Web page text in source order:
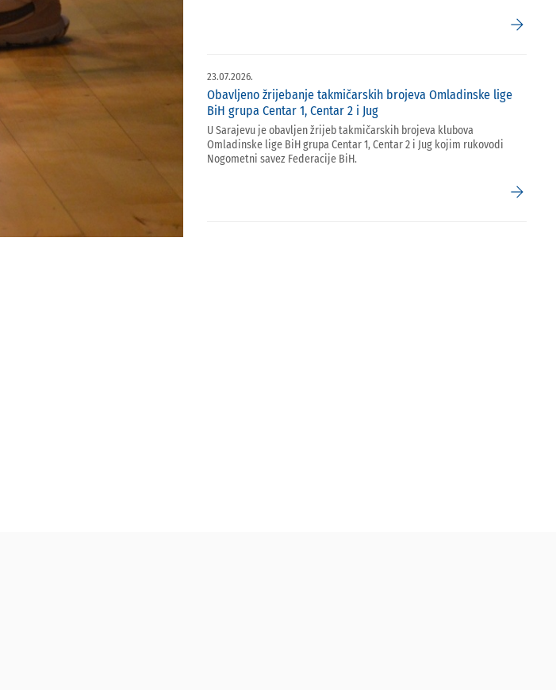
arrow_forward
23.07.2026.
Obavljeno žrijebanje takmičarskih brojeva Omladinske lige
BiH grupa Centar 1, Centar 2 i Jug
U Sarajevu je obavljen žrijeb takmičarskih brojeva klubova
Omladinske lige BiH grupa Centar 1, Centar 2 i Jug kojim rukovodi
Nogometni savez Federacije BiH.
arrow_forward